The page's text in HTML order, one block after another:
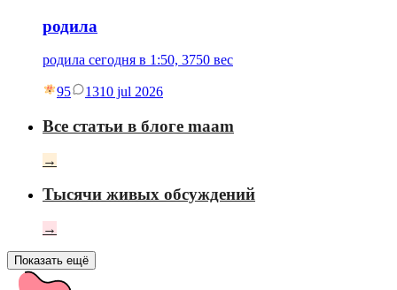
родила
родила сегодня в 1:50, 3750 вес
95 1310 jul 2026
Все статьи в блоге maam
→
Тысячи живых обсуждений
→
Показать ещё